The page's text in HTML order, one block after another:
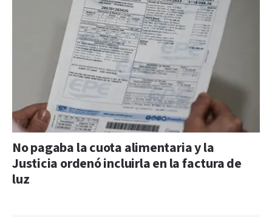
No pagaba la cuota alimentaria y la
Justicia ordenó incluirla en la factura de
luz